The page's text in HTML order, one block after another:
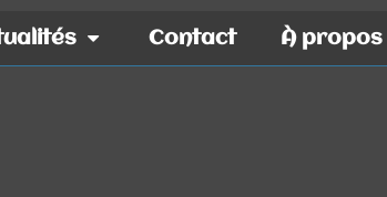
Contact À propos